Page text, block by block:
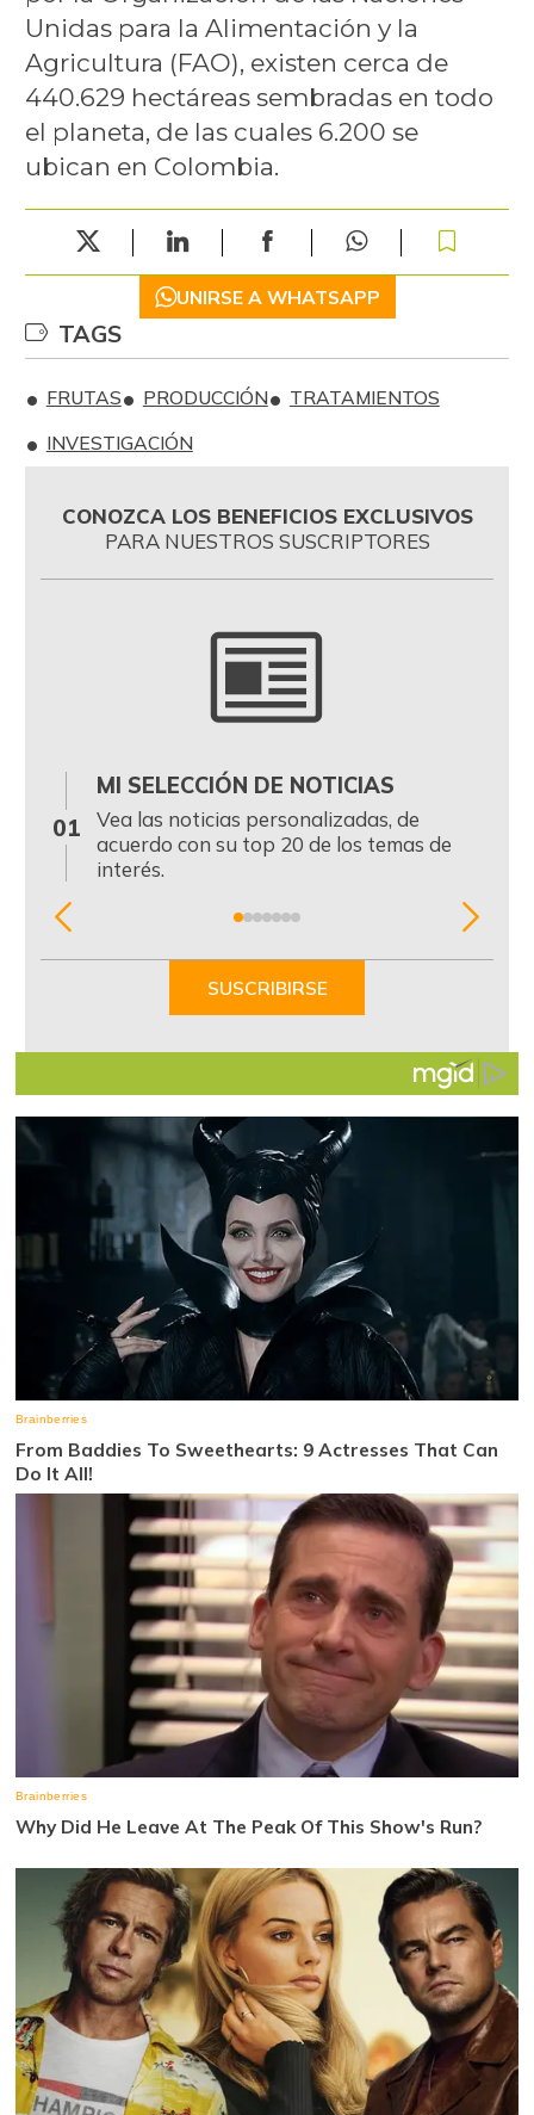
Unidas para la Alimentación y la
Agricultura (FAO), existen cerca de
440.629 hectáreas sembradas en todo
el planeta, de las cuales 6.200 se
ubican en Colombia.
UNIRSE A WHATSAPP
TAGS
FRUTAS PRODUCCIÓN
TRATAMIENTOS
INVESTIGACIÓN
CONOZCA LOS BENEFICIOS EXCLUSIVOS
PARA NUESTROS SUSCRIPTORES
01
MI SELECCIÓN DE NOTICIAS
Vea las noticias personalizadas, de
acuerdo con su top 20 de los temas de
interés.
Item
SUSCRIBIRSE